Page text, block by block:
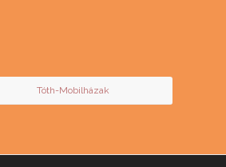
Tóth-Mobilházak